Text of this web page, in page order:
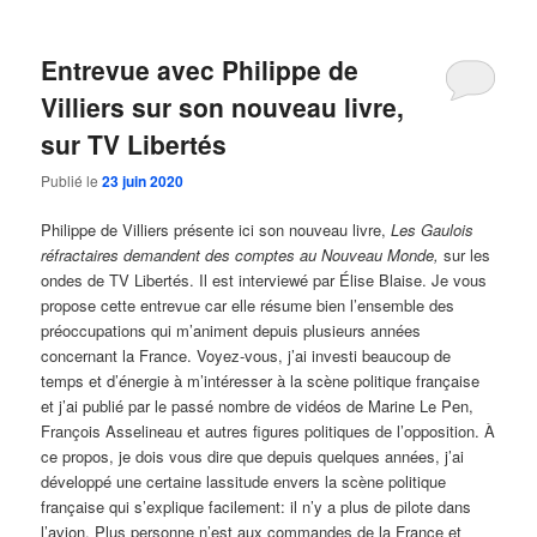
Entrevue avec Philippe de
Villiers sur son nouveau livre,
sur TV Libertés
Publié le23 juin 2020
Philippe de Villiers présente ici son nouveau livre,Les Gaulois
réfractaires demandent des comptes au Nouveau Monde,sur les
ondes de TV Libertés. Il est interviewé par Élise Blaise. Je vous
propose cette entrevue car elle résume bien l’ensemble des
préoccupations qui m’animent depuis plusieurs années
concernant la France. Voyez-vous, j’ai investi beaucoup de
temps et d’énergie à m’intéresser à la scène politique française
et j’ai publié par le passé nombre de vidéos de Marine Le Pen,
François Asselineau et autres figures politiques de l’opposition. À
ce propos, je dois vous dire que depuis quelques années, j’ai
développé une certaine lassitude envers la scène politique
française qui s’explique facilement: il n’y a plus de pilote dans
l’avion. Plus personne n’est aux commandes de la France et